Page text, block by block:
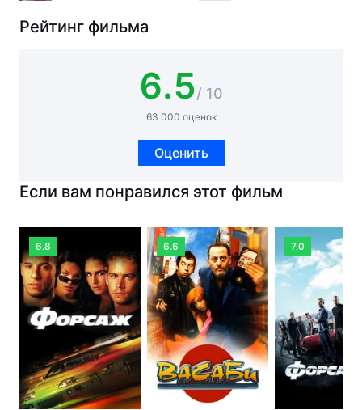
Рейтинг фильма
6.5/ 10
63 000 оценок
Оценить
Если вам понравился этот фильм
6.8 6.6 7.0